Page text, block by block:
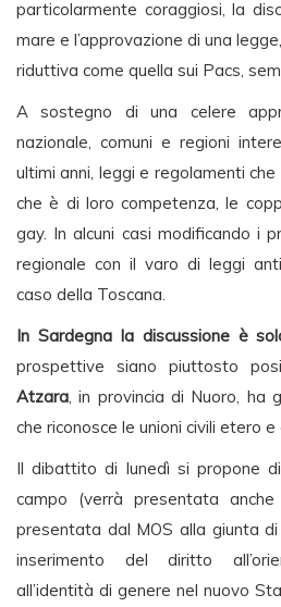
particolarmente coraggiosi, la
mare e l’approvazione di una
riduttiva come quella sui Pacs,
A sostegno di una celere
nazionale, comuni e regioni
ultimi anni, leggi e regolamenti
che è di loro competenza, le
gay. In alcuni casi modificando i
regionale con il varo di leggi
caso della Toscana.
In Sardegna la discussione è
prospettive siano piuttosto
Atzara, in provincia di Nuoro, ha
che riconosce le unioni civili etero e
Il dibattito di lunedì si propone
campo (verrà presentata
presentata dal MOS alla giunta
inserimento del diritto
all’identità di genere nel nuovo